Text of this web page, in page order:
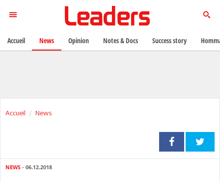
Accueil News
NEWS - 06.12.2018
Accueil News Opinion Notes & Docs Success story